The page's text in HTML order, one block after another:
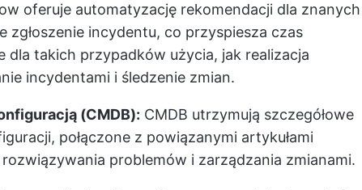
oferuje automatyzację rekomendacji dla znanych
zgłoszenie incydentu, co przyspiesza czas
dla takich przypadków użycia, jak realizacja
incydentami i śledzenie zmian.
(CMDB): CMDB utrzymują szczegółowe
połączone z powiązanymi artykułami
problemów i zarządzania zmianami.